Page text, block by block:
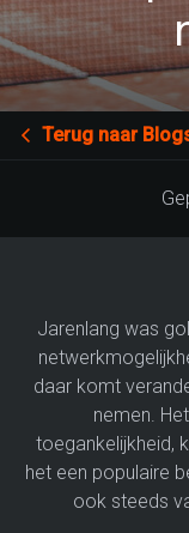
Terug naar
Jarenlang was
daar komt
nemen.
toegankelijkheid,
het een populaire
ook steeds